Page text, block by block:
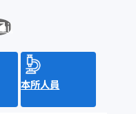
本所人員